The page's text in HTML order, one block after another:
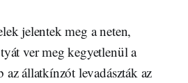
jelentek meg a neten,
ver meg kegyetlenül a
az állatkínzót levadászták az